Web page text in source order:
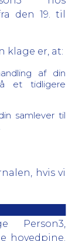
den 19. til
klage er, at:
af din
et tidligere
samlever til
hvis vi
Person3,
hovedpine.